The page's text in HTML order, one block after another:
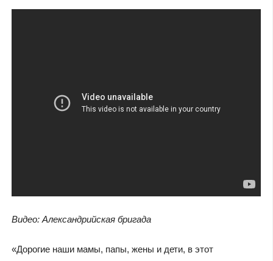
Видео: Александрийская бригада
«Дорогие наши мамы, папы, жены и дети, в этот